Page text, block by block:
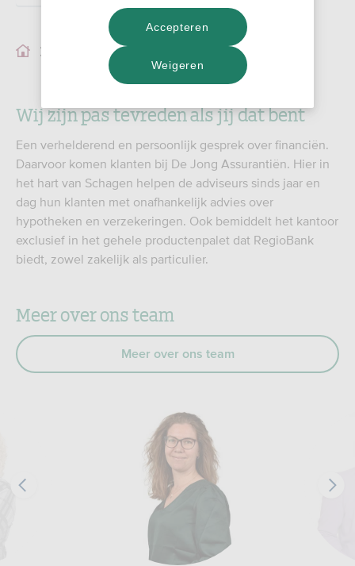
Je adviseur
Wij zijn pas tevreden als jij dat bent
Een verhelderend en persoonlijk gesprek over financiën.
Daarvoor komen klanten bij De Jong Assurantiën. Hier in
het hart van Schagen helpen de adviseurs sinds jaar en
dag hun klanten met onafhankelijk advies over
hypotheken en verzekeringen. Ook bemiddelt het kantoor
exclusief in het gehele productenpalet dat RegioBank
biedt, zowel zakelijk als particulier.
Meer over ons team
Meer over ons team
Weigeren
Accepteren